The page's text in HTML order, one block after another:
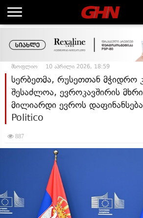
მსოფლიო 10 აპრილი 2026, 18:59
სერბეთმა, რუსეთთან მჭიდრო
შესაძლოა, ევროკავშირის
მილიარდი ევროს
Politico
887